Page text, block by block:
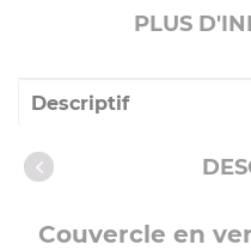
PLUS
Descriptif
Caractéristiques
Couvercle en